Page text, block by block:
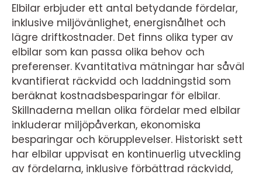
Elbilar erbjuder ett antal betydande fördelar,
inklusive miljövänlighet, energisnålhet och
lägre driftkostnader. Det finns olika typer av
elbilar som kan passa olika behov och
preferenser. Kvantitativa mätningar har såväl
kvantifierat räckvidd och laddningstid som
beräknat kostnadsbesparingar för elbilar.
Skillnaderna mellan olika fördelar med elbilar
inkluderar miljöpåverkan, ekonomiska
besparingar och körupplevelser. Historiskt sett
har elbilar uppvisat en kontinuerlig utveckling
av fördelarna, inklusive förbättrad räckvidd,